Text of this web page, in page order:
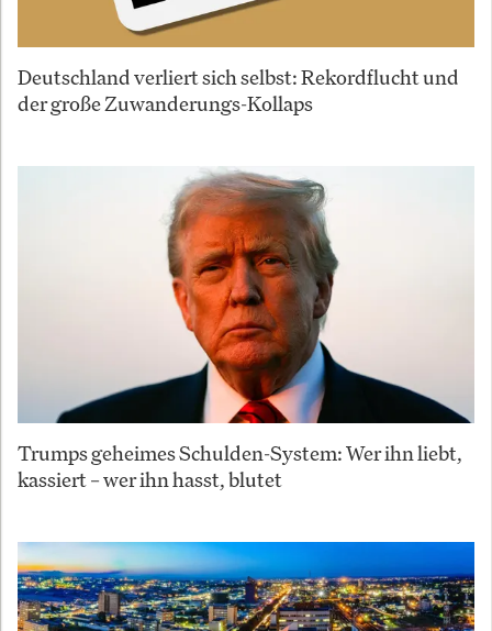
Deutschland verliert sich selbst: Rekordflucht und
der große Zuwanderungs-Kollaps
Trumps geheimes Schulden-System: Wer ihn liebt,
kassiert – wer ihn hasst, blutet